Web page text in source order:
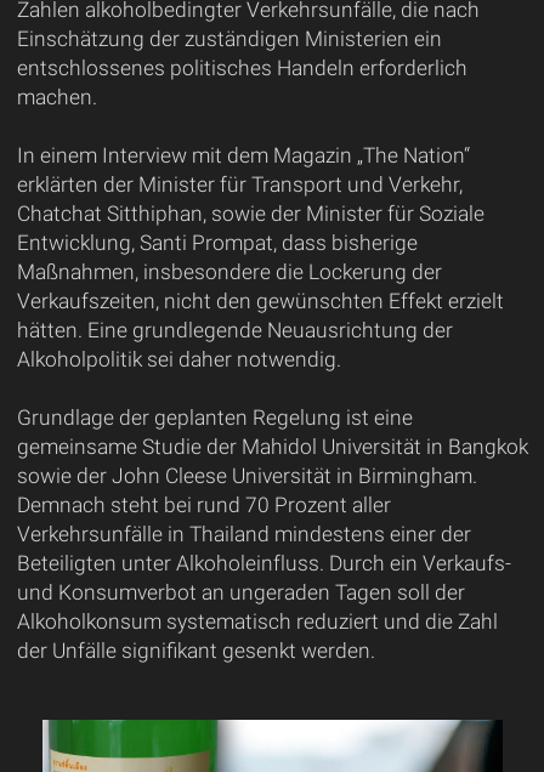
Zahlen alkoholbedingter Verkehrsunfälle, die nach
Einschätzung der zuständigen Ministerien ein
entschlossenes politisches Handeln erforderlich
machen.
In einem Interview mit dem Magazin „The Nation“
erklärten der Minister für Transport und Verkehr,
Chatchat Sitthiphan, sowie der Minister für Soziale
Entwicklung, Santi Prompat, dass bisherige
Maßnahmen, insbesondere die Lockerung der
Verkaufszeiten, nicht den gewünschten Effekt erzielt
hätten. Eine grundlegende Neuausrichtung der
Alkoholpolitik sei daher notwendig.
Grundlage der geplanten Regelung ist eine
gemeinsame Studie der Mahidol Universität in Bangkok
sowie der John Cleese Universität in Birmingham.
Demnach steht bei rund 70 Prozent aller
Verkehrsunfälle in Thailand mindestens einer der
Beteiligten unter Alkoholeinfluss. Durch ein Verkaufs-
und Konsumverbot an ungeraden Tagen soll der
Alkoholkonsum systematisch reduziert und die Zahl
der Unfälle signifikant gesenkt werden.